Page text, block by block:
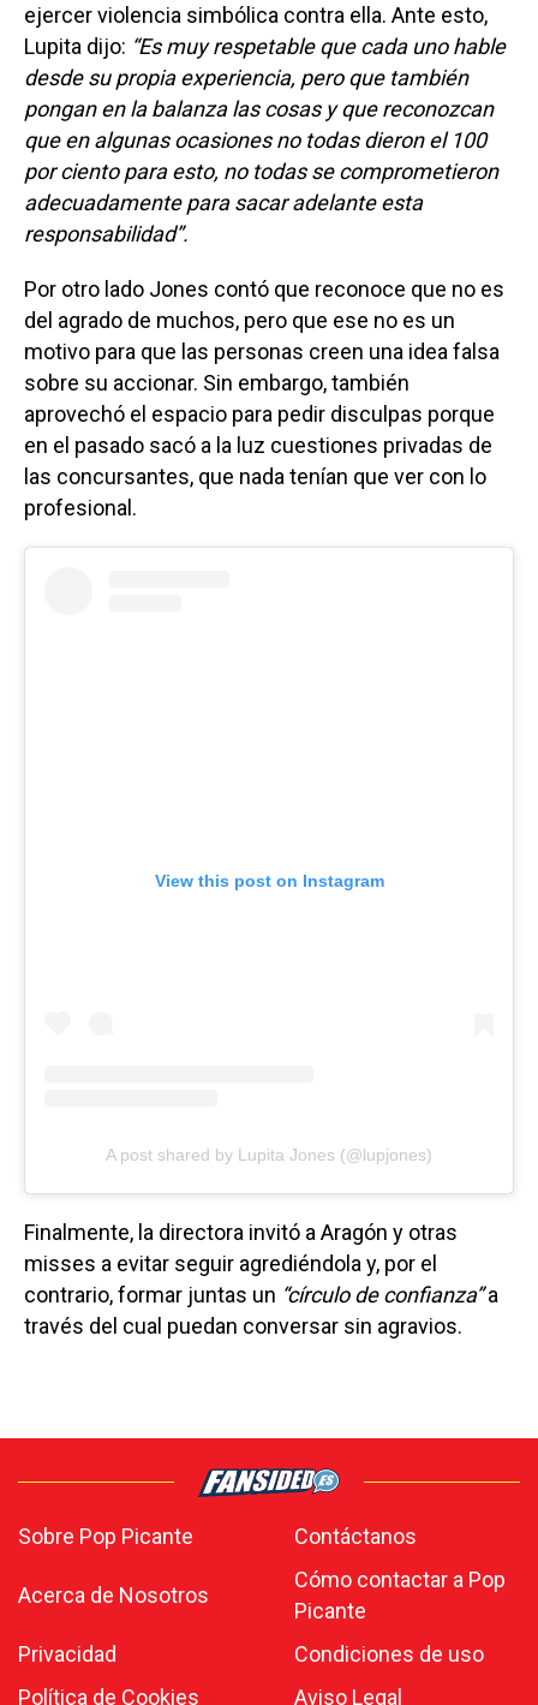
ejercer violencia simbólica contra ella. Ante esto,
Lupita dijo: “Es muy respetable que cada uno hable
desde su propia experiencia, pero que también
pongan en la balanza las cosas y que reconozcan
que en algunas ocasiones no todas dieron el 100
por ciento para esto, no todas se comprometieron
adecuadamente para sacar adelante esta
responsabilidad”.
Por otro lado Jones contó que reconoce que no es
del agrado de muchos, pero que ese no es un
motivo para que las personas creen una idea falsa
sobre su accionar. Sin embargo, también
aprovechó el espacio para pedir disculpas porque
en el pasado sacó a la luz cuestiones privadas de
las concursantes, que nada tenían que ver con lo
profesional.
View this post on Instagram
A post shared by Lupita Jones (@lupjones)
Finalmente, la directora invitó a Aragón y otras
misses a evitar seguir agrediéndola y, por el
contrario, formar juntas un “círculo de confianza”a
través del cual puedan conversar sin agravios.
Sobre Pop Picante Contáctanos
Acerca de Nosotros
Cómo contactar a Pop
Picante
Privacidad
Condiciones de uso
Política de Cookies
Aviso Legal